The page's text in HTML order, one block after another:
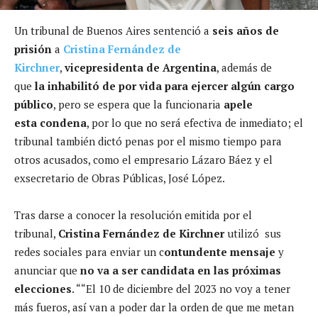
Un tribunal de Buenos Aires sentenció a seis años de
prisión a Cristina Fernández de
Kirchner, vicepresidenta de Argentina, además de
que la inhabilitó de por vida para ejercer algún cargo
público, pero se espera que la funcionaria apele
esta condena, por lo que no será efectiva de inmediato; el
tribunal también dictó penas por el mismo tiempo para
otros acusados, como el empresario Lázaro Báez y el
exsecretario de Obras Públicas, José López.
Tras darse a conocer la resolución emitida por el
tribunal, Cristina Fernández de Kirchnerutilizó sus
redes sociales para enviar un contundente mensaje y
anunciar que no va a ser candidata en las próximas
elecciones. ““El 10 de diciembre del 2023 no voy a tener
más fueros, así van a poder dar la orden de que me metan